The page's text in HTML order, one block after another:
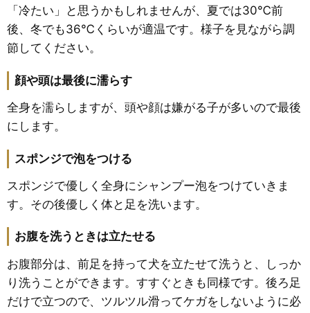
「冷たい」と思うかもしれませんが、夏では30℃前
後、冬でも36℃くらいが適温です。様子を見ながら調
節してください。
顔や頭は最後に濡らす
全身を濡らしますが、頭や顔は嫌がる子が多いので最後
にします。
スポンジで泡をつける
スポンジで優しく全身にシャンプー泡をつけていきま
す。その後優しく体と足を洗います。
お腹を洗うときは立たせる
お腹部分は、前足を持って犬を立たせて洗うと、しっか
り洗うことができます。すすぐときも同様です。後ろ足
だけで立つので、ツルツル滑ってケガをしないように必